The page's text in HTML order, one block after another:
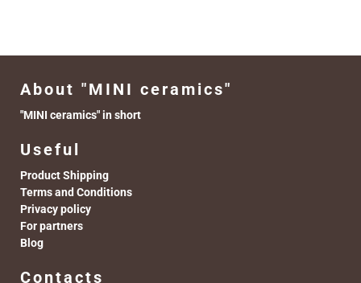
About "MINI ceramics"
"MINI ceramics" in short
Useful
Product Shipping
Terms and Conditions
Privacy policy
For partners
Blog
Contacts